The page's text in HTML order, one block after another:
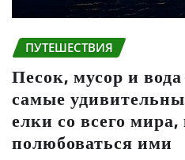
ПУТЕШЕСТВИЯ
Песок, мусор и
самые
елки со всего
полюбоваться ими